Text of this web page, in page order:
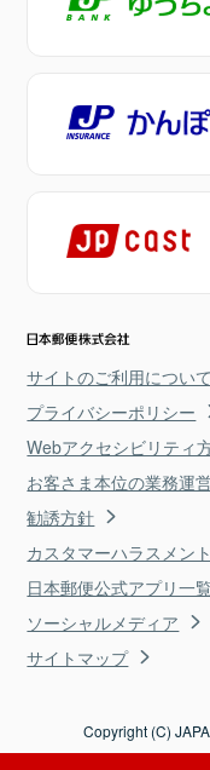
サイトのご利用について
プライバシーポリシー
Webアクセシビリティ
お客さま本位の業務運
勧誘方針
カスタマーハラスメン
日本郵便公式アプリ一覧
ソーシャルメディア
サイトマップ
Copyright (C)